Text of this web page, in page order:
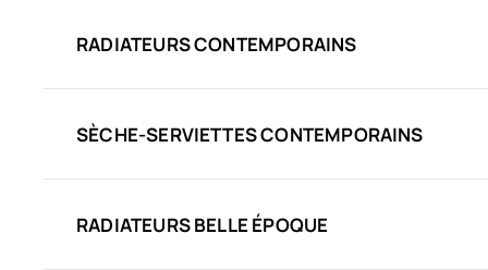
RADIATEURS CONTEMPORAINS
SÈCHE-SERVIETTES CONTEMPORAINS
RADIATEURS BELLE ÉPOQUE